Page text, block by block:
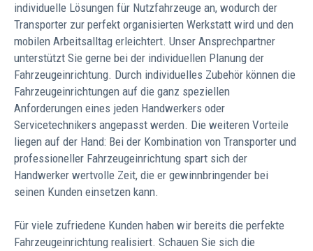
individuelle Lösungen für Nutzfahrzeuge an, wodurch der
Transporter zur perfekt organisierten Werkstatt wird und den
mobilen Arbeitsalltag erleichtert. Unser Ansprechpartner
unterstützt Sie gerne bei der individuellen Planung der
Fahrzeugeinrichtung. Durch individuelles Zubehör können die
Fahrzeugeinrichtungen auf die ganz speziellen
Anforderungen eines jeden Handwerkers oder
Servicetechnikers angepasst werden. Die weiteren Vorteile
liegen auf der Hand: Bei der Kombination von Transporter und
professioneller Fahrzeugeinrichtung spart sich der
Handwerker wertvolle Zeit, die er gewinnbringender bei
seinen Kunden einsetzen kann.
Für viele zufriedene Kunden haben wir bereits die perfekte
Fahrzeugeinrichtung realisiert. Schauen Sie sich die